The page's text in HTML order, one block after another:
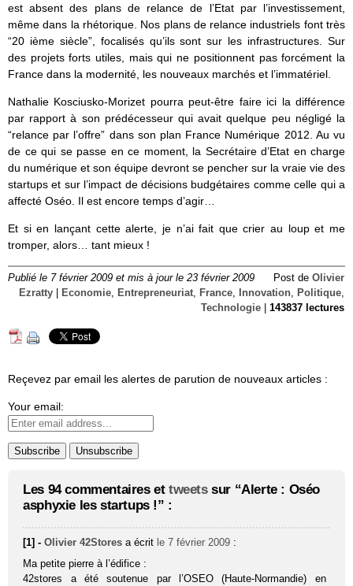
est absent des plans de relance de l’Etat par l’investissement,
même dans la rhétorique. Nos plans de relance industriels font très
“20 ième siècle”, focalisés qu’ils sont sur les infrastructures. Sur
des projets forts utiles, mais qui ne positionnent pas forcément la
France dans la modernité, les nouveaux marchés et l’immatériel.
Nathalie Kosciusko-Morizet pourra peut-être faire ici la différence
par rapport à son prédécesseur qui avait quelque peu négligé la
“relance par l’offre” dans son plan France Numérique 2012. Au vu
de ce qui se passe en ce moment, la Secrétaire d’Etat en charge
du numérique et son équipe devront se pencher sur la vraie vie des
startups et sur l’impact de décisions budgétaires comme celle qui a
affecté Oséo. Il est encore temps d’agir…
Et si en lançant cette alerte, je n’ai fait que crier au loup et me
tromper, alors… tant mieux !
Publié le 7 février 2009 et mis à jour le 23 février 2009 Post de Olivier
Ezratty
Economie, Entrepreneuriat, France, Innovation, Politique,
Technologie
143837 lectures
Reçevez par email les alertes de parution de nouveaux articles :
Your email:
Les 94 commentaires et tweetssur “Alerte : Oséo
asphyxie les startups !” :
[1] -Olivier 42Stores a écrit le 7 février 2009 :
Ma petite pierre à l’édifice :
42stores a été soutenue par l’OSEO (Haute-Normandie) en